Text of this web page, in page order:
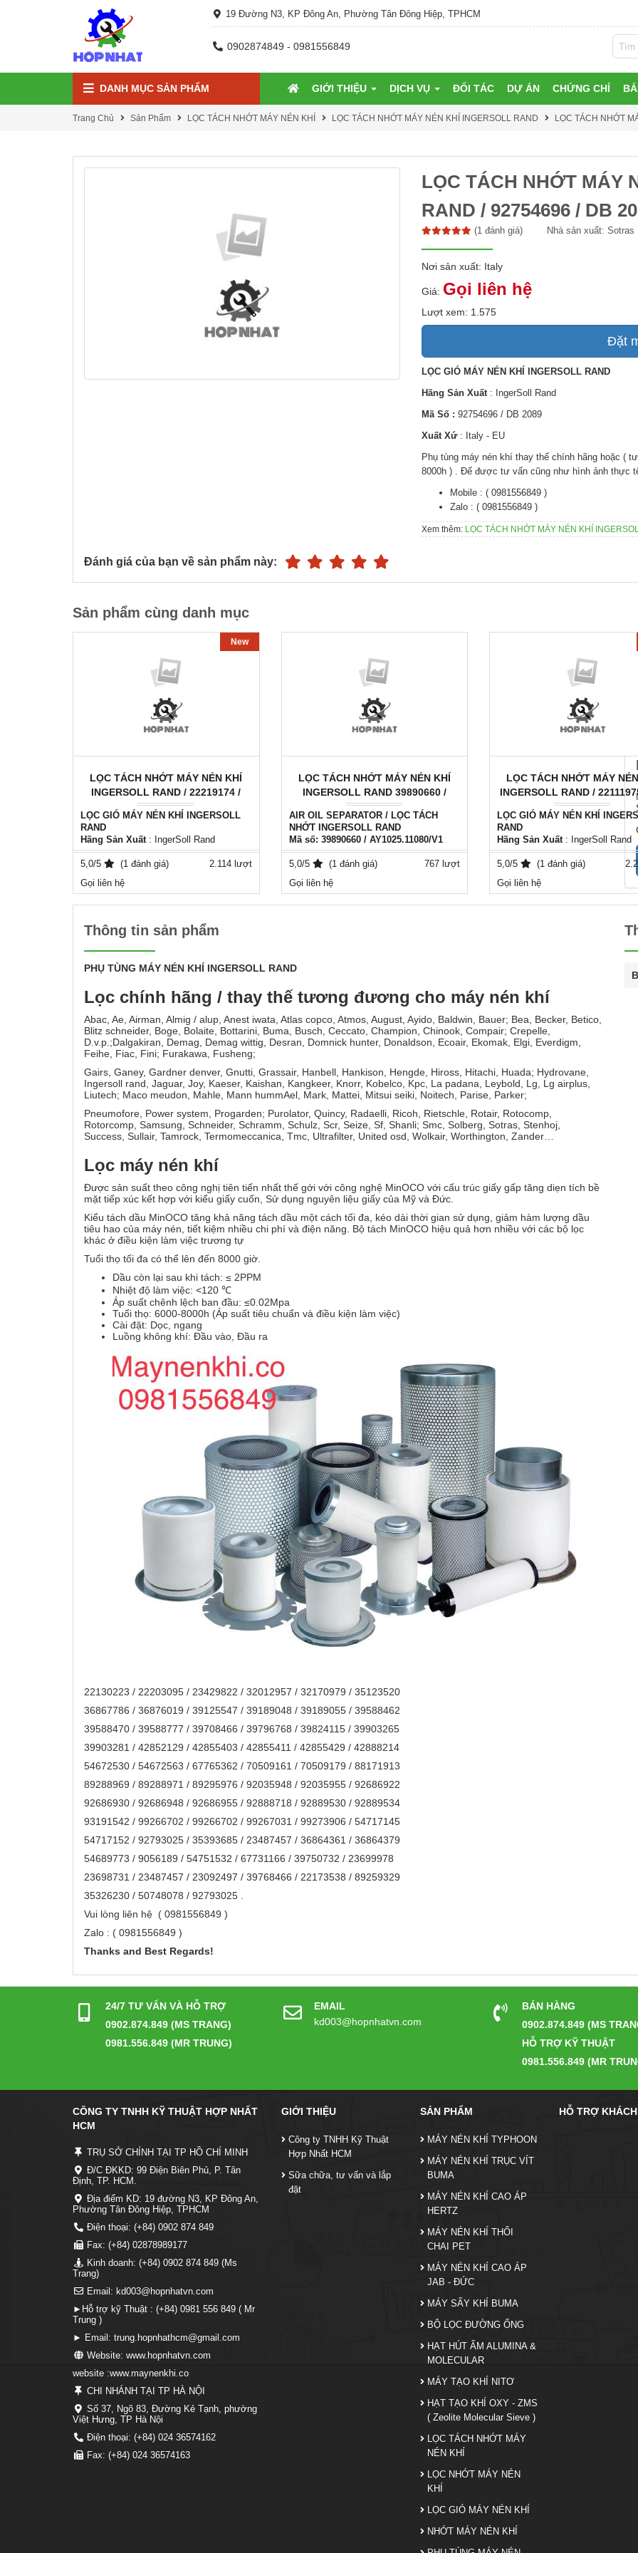
19 Đường N3, KP Đông An, Phường Tân Đông Hiệp, TPHCM
0902874849 - 0981556849
DANH MỤC SẢN PHẨM GIỚI THIỆU DỊCH VỤ ĐỐI TÁC DỰ ÁN CHỨNG CHỈ
Trang Chủ Sản Phẩm LỌC TÁCH NHỚT MÁY NÉN KHÍ LỌC TÁCH NHỚT MÁY NÉN KHÍ INGERSOLL RAND LỌC TÁCH NHỚT
LỌC TÁCH NHỚT MÁY
RAND / 92754696 / DB
(1 đánh giá) Nhà sản xuất:Sotras
Nơi sản xuất: Italy
Giá: Gọi liên hệ
Lượt xem: 1.575
Đặt
LỌC GIÓ MÁY NÉN KHÍ INGERSOLL RAND
Hãng Sản Xuất : IngerSoll Rand
Mã Số :92754696 / DB 2089
Xuất Xứ : Italy - EU
Phụ tùng máy nén khí thay thế chính hãng hoặc (
8000h ) . Để được tư vấn cũng như hình ảnh thực
Mobile : ( 0981556849 )
Zalo : ( 0981556849 )
Xem thêm: LỌC TÁCH NHỚT MÁY NÉN KHÍ
Đánh giá của bạn về sản phẩm này:
Sản phẩm cùng danh mục
New
LỌC TÁCH NHỚT MÁY NÉN KHÍ
INGERSOLL RAND / 22219174 /
DB 2525
LỌC GIÓ MÁY NÉN KHÍ INGERSOLL
RAND
Hãng Sản Xuất : IngerSoll Rand
Mã Số :22219174 / DB 2525
Xuất Xứ : Italy - EU
hãng hoặc ( tương đương ) cho các
tế vui lòng liên hệ với chúng tôi.
Mobile : ( 0981556849 )
Zalo : ( 0981556849 )
5,0/5 (1 đánh giá)
2.114 lượt
Gọi liên hệ
LỌC TÁCH NHỚT MÁY NÉN KHÍ
INGERSOLL RAND 39890660 /
AY1025.11080/V1
AIR OIL SEPARATOR / LỌC TÁCH
NHỚT INGERSOLL RAND
Mã số: 39890660 / AY1025.11080/V1
Hãng sản xuất:AYIDO
Xuất xứ : Italy - EU / AYIDO
cả các loại máy nén khí
5,0/5 (1 đánh giá)
767 lượt
Gọi liên hệ
LỌC TÁCH NHỚT MÁY
INGERSOLL RAND /
2637
LỌC GIÓ MÁY NÉN KHÍ
RAND
Hãng Sản Xuất : IngerSoll Rand
Mã Số :22111975 / DB 2637
Xuất Xứ : Italy - EU
Phụ tùng máy nén khí thay thế
hãng hoặc ( tương đương ) cho
tế vui lòng liên hệ với chúng tôi.
5,0/5 (1 đánh giá)
Gọi liên hệ
Thông tin sản phẩm
PHỤ TÙNG MÁY NÉN KHÍ INGERSOLL RAND
Lọc chính hãng / thay thế tương đương cho máy nén khí
Abac, Ae, Airman, Almig / alup, Anest iwata, Atlas copco, Atmos, August, Ayido, Baldwin, Bauer; Bea, Becker, Betico,
Blitz schneider, Boge, Bolaite, Bottarini, Buma, Busch, Ceccato, Champion, Chinook, Compair; Crepelle,
D.v.p.;Dalgakiran, Demag, Demag wittig, Desran, Domnick hunter, Donaldson, Ecoair, Ekomak, Elgi, Everdigm,
Feihe, Fiac, Fini; Furakawa, Fusheng;
Gairs, Ganey, Gardner denver, Gnutti, Grassair, Hanbell, Hankison, Hengde, Hiross, Hitachi, Huada; Hydrovane,
Ingersoll rand, Jaguar, Joy, Kaeser, Kaishan, Kangkeer, Knorr, Kobelco, Kpc, La padana, Leybold, Lg, Lg airplus,
Liutech; Maco meudon, Mahle, Mann hummAel, Mark, Mattei, Mitsui seiki, Noitech, Parise, Parker;
Pneumofore, Power system, Progarden; Purolator, Quincy, Radaelli, Ricoh, Rietschle, Rotair, Rotocomp,
Rotorcomp, Samsung, Schneider, Schramm, Schulz, Scr, Seize, Sf, Shanli; Smc, Solberg, Sotras, Stenhoj,
Success, Sullair, Tamrock, Termomeccanica, Tmc, Ultrafilter, United osd, Wolkair, Worthington, Zander…
Lọc máy nén khí
Được sản suất theo công nghị tiên tiến nhất thế gới với công nghệ MinOCO với cấu trúc giấy gấp tăng diẹn tích bề
mặt tiếp xúc kết hợp với kiểu giấy cuốn, Sử dụng nguyên liệu giấy của Mỹ và Đức.
Kiểu tách dầu MinOCO tăng khả năng tách dầu một cách tối đa, kéo dài thời gian sử dụng, giảm hàm lượng dầu
tiêu hao của máy nén, tiết kiệm nhiều chi phí và điện năng. Bộ tách MinOCO hiệu quả hơn nhiều với các bộ lọc
khác ở điều kiện làm việc trương tự
Tuổi thọ tối đa có thể lên đến 8000 giờ.
Dầu còn lại sau khi tách: ≤ 2PPM
Nhiệt độ làm việc: <120 ℃
Áp suất chênh lệch ban đầu: ≤0.02Mpa
Tuổi thọ: 6000-8000h (Áp suất tiêu chuẩn và điều kiện làm việc)
Cài đặt: Dọc, ngang
Luồng không khí: Đầu vào, Đầu ra
22130223 / 22203095 / 23429822 / 32012957 / 32170979 / 35123520
36867786 / 36876019 / 39125547 / 39189048 / 39189055 / 39588462
39588470 / 39588777 / 39708466 / 39796768 / 39824115 / 39903265
39903281 / 42852129 / 42855403 / 42855411 / 42855429 / 42888214
54672530 / 54672563 / 67765362 / 70509161 / 70509179 / 88171913
89288969 / 89288971 / 89295976 / 92035948 / 92035955 / 92686922
92686930 / 92686948 / 92686955 / 92888718 / 92889530 / 92889534
93191542 / 99266702 / 99266702 / 99267031 / 99273906 / 54717145
54717152 / 92793025 / 35393685 / 23487457 / 36864361 / 36864379
54689773 / 9056189 / 54751532 / 67731166 / 39750732 / 23699978
23698731 / 23487457 / 23092497 / 39768466 / 22173538 / 89259329
35326230 / 50748078 / 92793025 .
Vui lòng liên hệ ( 0981556849 )
Zalo : ( 0981556849 )
Thanks and Best Regards!
24/7 TƯ VẤN VÀ HỖ TRỢ
0902.874.849 (MS TRANG)
0981.556.849 (MR TRUNG)
EMAIL
kd003@hopnhatvn.com
BÁN HÀNG
0902.874.849 (MS
HỖ TRỢ KỸ THUẬT
0981.556.849 (MR
CÔNG TY TNHH KỸ THUẬT HỢP NHẤT
HCM
TRỤ SỞ CHÍNH TẠI TP HỒ CHÍ MINH
Đ/C ĐKKD: 99 Điện Biên Phủ, P. Tân
Định, TP. HCM.
Địa điểm KD: 19 đường N3, KP Đông An,
Phường Tân Đông Hiệp, TPHCM
Điện thoại: (+84) 0902 874 849
Fax: (+84) 02878989177
Kinh doanh: (+84) 0902 874 849 (Ms
Trang)
Email: kd003@hopnhatvn.com
►Hỗ trợ kỹ Thuật : (+84) 0981 556 849 ( Mr
Trung )
► Email: trung.hopnhathcm@gmail.com
Website: www.hopnhatvn.com
website :www.maynenkhi.co
CHI NHÁNH TẠI TP HÀ NỘI
Số 37, Ngõ 83, Đường Kẻ Tạnh, phường
Việt Hưng, TP Hà Nội
Điện thoại: (+84) 024 36574162
Fax: (+84) 024 36574163
GIỚI THIỆU
Công ty TNHH Kỹ Thuật
Hợp Nhất HCM
Sữa chữa, tư vấn và lắp
đặt
SẢN PHẨM
MÁY NÉN KHÍ TYPHOON
MÁY NÉN KHÍ TRỤC VÍT
BUMA
MÁY NÉN KHÍ CAO ÁP
HERTZ
MÁY NÉN KHÍ THỔI
CHAI PET
MÁY NÉN KHÍ CAO ÁP
JAB - ĐỨC
MÁY SẤY KHÍ BUMA
BỘ LỌC ĐƯỜNG ỐNG
HẠT HÚT ẨM ALUMINA &
MOLECULAR
MÁY TẠO KHÍ NITƠ
HẠT TẠO KHÍ OXY - ZMS
( Zeolite Molecular Sieve )
LỌC TÁCH NHỚT MÁY
NÉN KHÍ
LỌC NHỚT MÁY NÉN
KHÍ
LỌC GIÓ MÁY NÉN KHÍ
NHỚT MÁY NÉN KHÍ
HỖ TRỢ